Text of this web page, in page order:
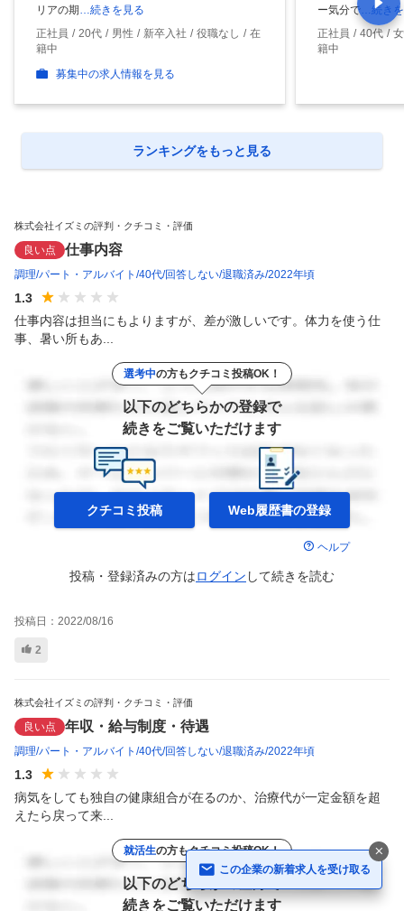
リアの期…続きを見る
正社員
20代 男性 新卒入社 役職なし
在
籍中
募集中の求人情報を見る
ー気分で…続き
正社員
40代
籍中
ランキングをもっと見る
株式会社イズミの評判・クチコミ・評価
良い点 仕事内容
調理 パート・アルバイト 40代 回答しない 退職済み 2022年頃
1.3
仕事内容は担当にもよりますが、差が激しいです。体力を使う仕
事、暑い所もあ...
選考中の方もクチコミ投稿OK！
以下のどちらかの登録で
続きをご覧いただけます
クチコミ投稿 Web履歴書の登録
ヘルプ
投稿・登録済みの方はログイン して続きを読む
投稿日： 2022/08/16
2
株式会社イズミの評判・クチコミ・評価
良い点 年収・給与制度・待遇
調理 パート・アルバイト 40代 回答しない 退職済み 2022年頃
1.3
病気をしても独自の健康組合が在るのか、治療代が一定金額を超
えたら戻って来...
就活生の方もクチコミ投稿OK！
以下のどちらかの登録で
続きをご覧いただけます
この企業の新着求人を受け取る